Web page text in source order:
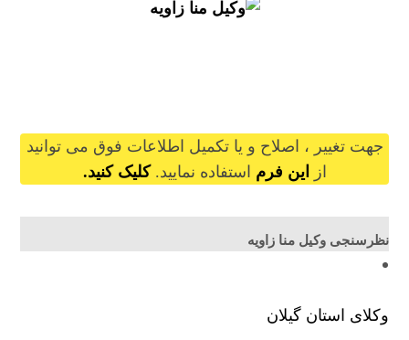
جهت تغییر ، اصلاح و یا تکمیل اطلاعات فوق می توانید
از
این فرم استفاده نمایید. کلیک کنید.
نظرسنجی وکیل منا زاویه
وکلای استان گیلان